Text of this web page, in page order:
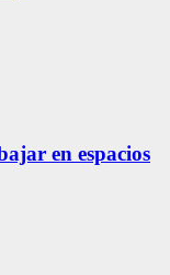
en espacios